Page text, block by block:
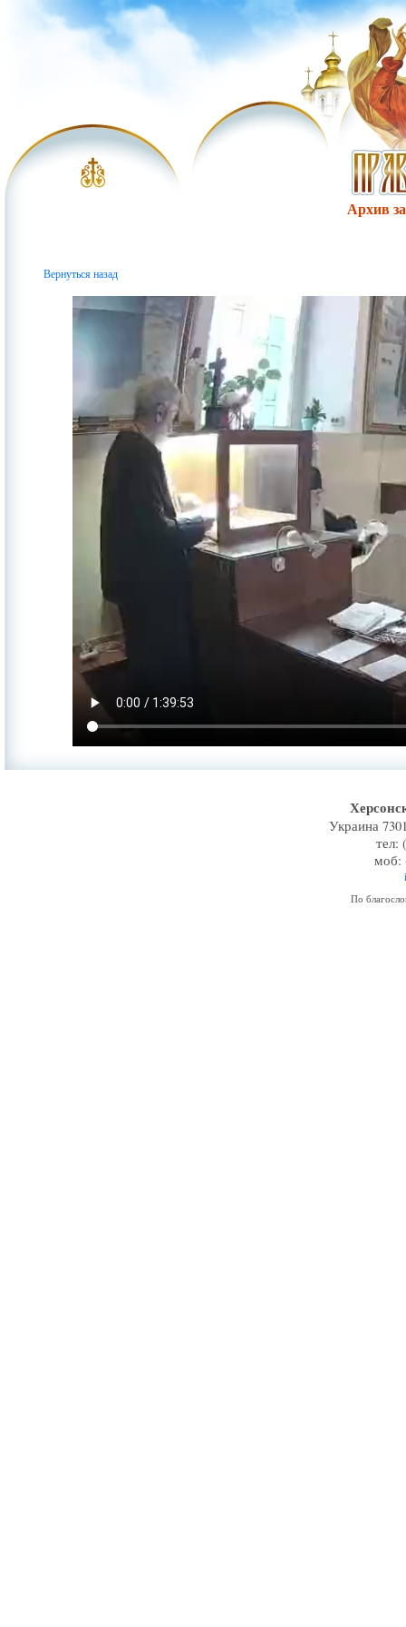
Архив
Вернуться назад
Украина
тел:
моб:
По